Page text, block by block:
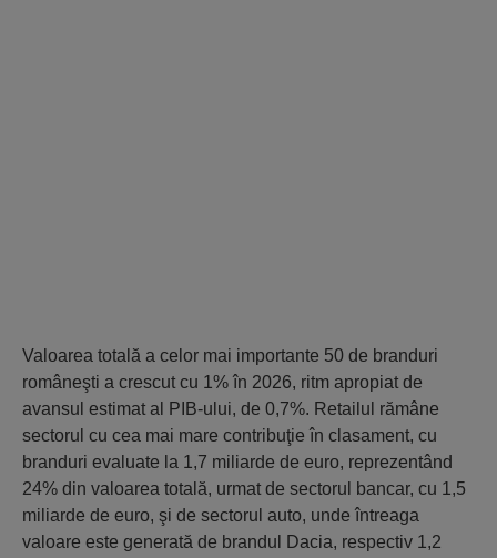
Valoarea totală a celor mai importante 50 de branduri
româneşti a crescut cu 1% în 2026, ritm apropiat de
avansul estimat al PIB-ului, de 0,7%. Retailul rămâne
sectorul cu cea mai mare contribuţie în clasament, cu
branduri evaluate la 1,7 miliarde de euro, reprezentând
24% din valoarea totală, urmat de sectorul bancar, cu 1,5
miliarde de euro, şi de sectorul auto, unde întreaga
valoare este generată de brandul Dacia, respectiv 1,2